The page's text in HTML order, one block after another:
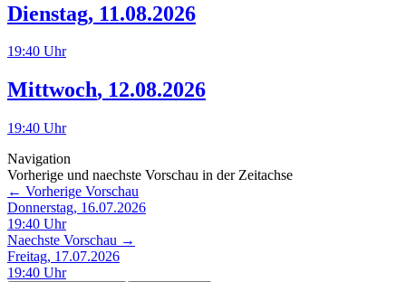
Dienstag, 11.08.2026
19:40 Uhr
Mittwoch, 12.08.2026
19:40 Uhr
Navigation
Vorherige und naechste Vorschau in der Zeitachse
← Vorherige Vorschau
Donnerstag, 16.07.2026
19:40 Uhr
Naechste Vorschau →
Freitag, 17.07.2026
19:40 Uhr